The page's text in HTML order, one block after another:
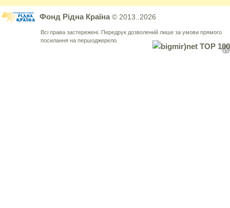
Фонд Рідна Країна© 2013..2026
Всі права застережені. Передрук дозволений лише за умови прямого
посилання на першоджерело.